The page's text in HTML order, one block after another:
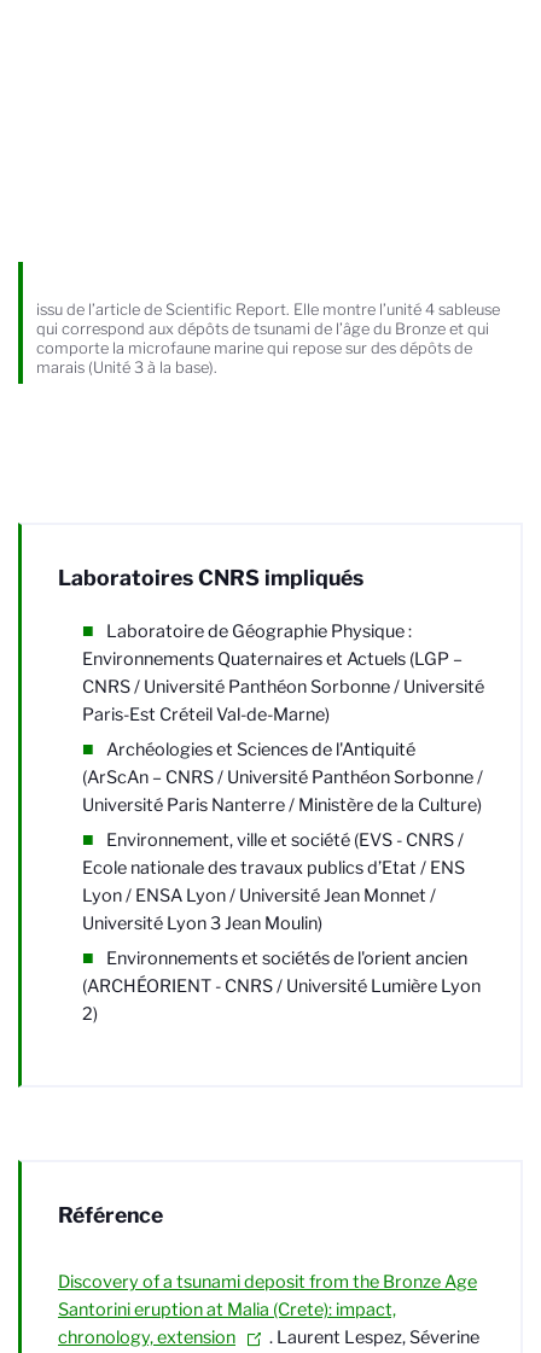
issu de l’article de Scientific Report. Elle montre l’unité 4 sableuse
qui correspond aux dépôts de tsunami de l’âge du Bronze et qui
comporte la microfaune marine qui repose sur des dépôts de
marais (Unité 3 à la base).
Laboratoires CNRS impliqués
Laboratoire de Géographie Physique :
Environnements Quaternaires et Actuels (LGP –
CNRS / Université Panthéon Sorbonne / Université
Paris-Est Créteil Val-de-Marne)
Archéologies et Sciences de l'Antiquité
(ArScAn – CNRS / Université Panthéon Sorbonne /
Université Paris Nanterre / Ministère de la Culture)
Environnement, ville et société (EVS - CNRS /
Ecole nationale des travaux publics d’Etat / ENS
Lyon / ENSA Lyon / Université Jean Monnet /
Université Lyon 3 Jean Moulin)
Environnements et sociétés de l'orient ancien
(ARCHÉORIENT - CNRS / Université Lumière Lyon
2)
Référence
Discovery of a tsunami deposit from the Bronze Age
Santorini eruption at Malia (Crete): impact,
chronology, extension
. Laurent Lespez, Séverine